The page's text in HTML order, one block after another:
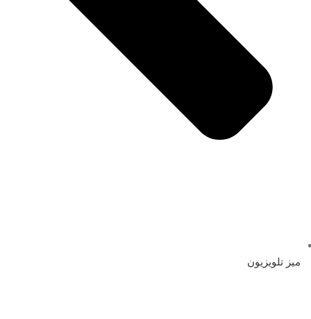
میز تلویزیون